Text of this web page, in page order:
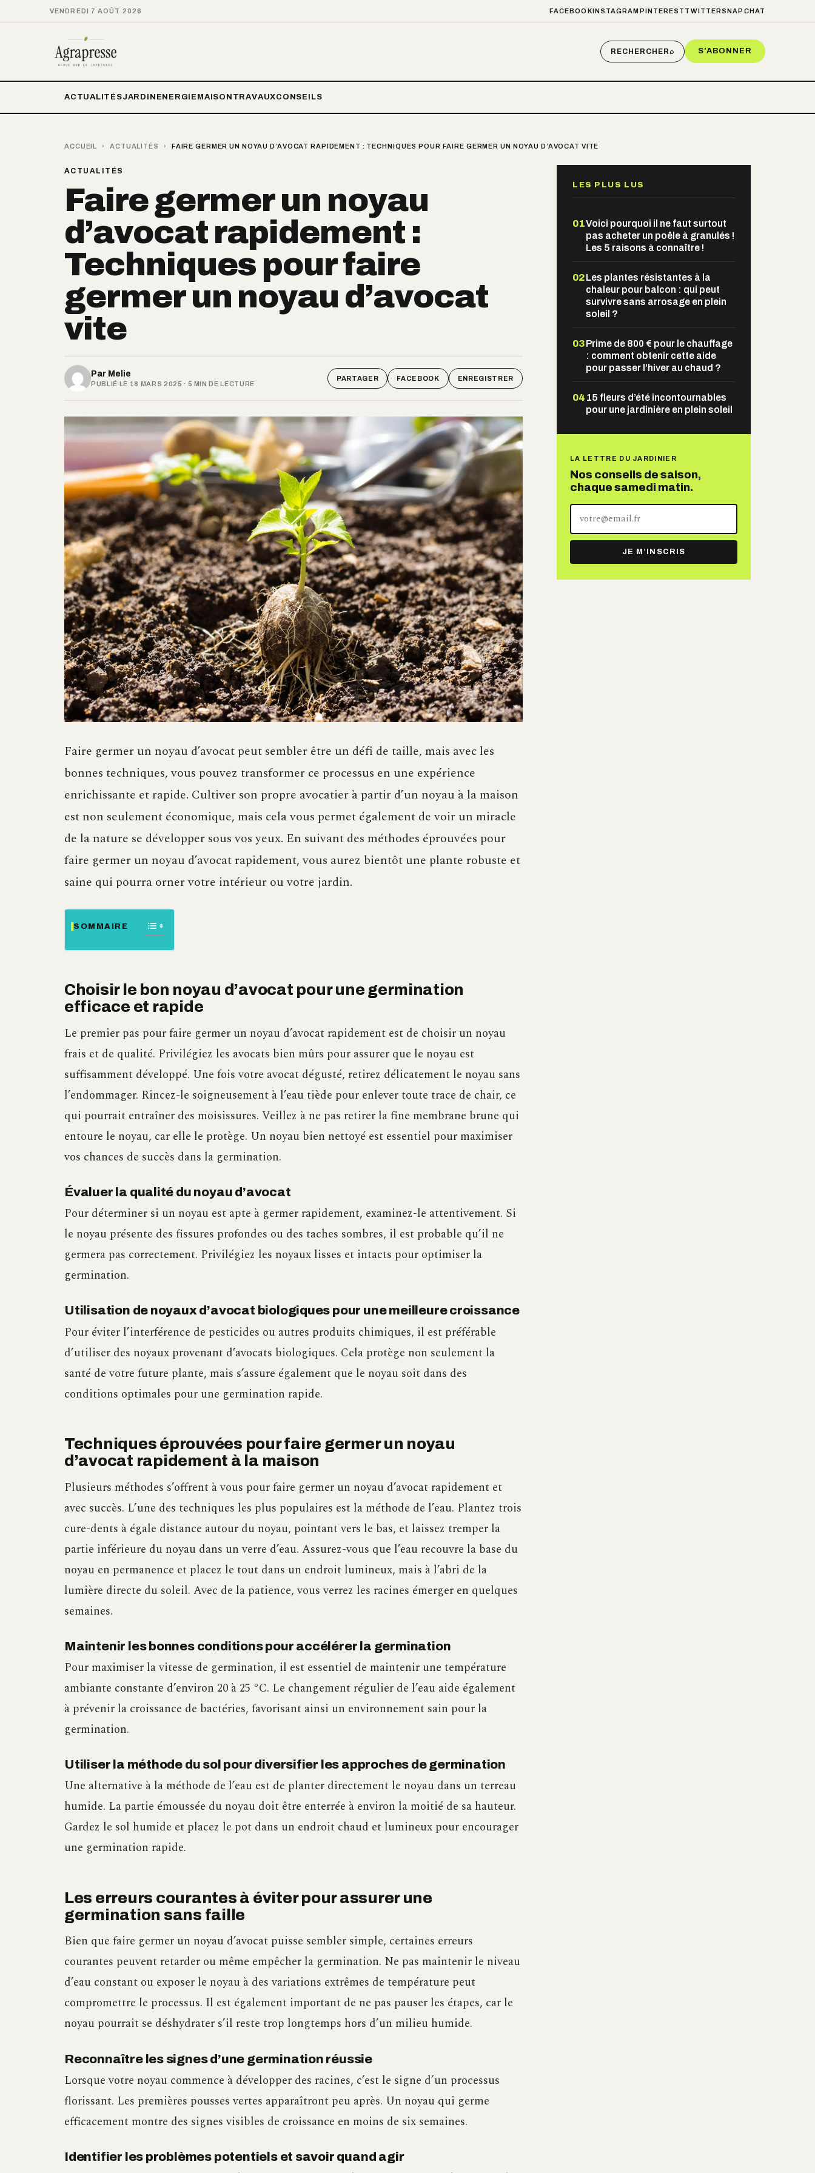
VENDREDI 7 AOÛT 2026 FACEBOOKINSTAGRAM PINTEREST TWITTER SNAPCHAT
RECHERCHER⌕ S’ABONNER
ACTUALITÉSJARDIN ENERGIE MAISON TRAVAUXCONSEILS
ACCUEIL › ACTUALITÉS › FAIRE GERMER UN NOYAU D’AVOCAT RAPIDEMENT : TECHNIQUES POUR FAIRE GERMER UN NOYAU D’AVOCAT VITE
ACTUALITÉS
Faire germer un noyau
d’avocat rapidement :
Techniques pour faire
germer un noyau d’avocat
vite
Par Melie
PUBLIÉ LE 18 MARS 2025 · 5 MIN DE LECTURE
PARTAGER FACEBOOK ENREGISTRER
Faire germer un noyau d’avocat peut sembler être un défi de taille, mais avec les
bonnes techniques, vous pouvez transformer ce processus en une expérience
enrichissante et rapide. Cultiver son propre avocatier à partir d’un noyau à la maison
est non seulement économique, mais cela vous permet également de voir un miracle
de la nature se développer sous vos yeux. En suivant des méthodes éprouvées pour
faire germer un noyau d’avocat rapidement, vous aurez bientôt une plante robuste et
saine qui pourra orner votre intérieur ou votre jardin.
SOMMAIRE
Choisir le bon noyau d’avocat pour une germination
efficace et rapide
Le premier pas pour faire germer un noyau d’avocat rapidement est de choisir un noyau
frais et de qualité. Privilégiez les avocats bien mûrs pour assurer que le noyau est
suffisamment développé. Une fois votre avocat dégusté, retirez délicatement le noyau sans
l’endommager. Rincez-le soigneusement à l’eau tiède pour enlever toute trace de chair, ce
qui pourrait entraîner des moisissures. Veillez à ne pas retirer la fine membrane brune qui
entoure le noyau, car elle le protège. Un noyau bien nettoyé est essentiel pour maximiser
vos chances de succès dans la germination.
Évaluer la qualité du noyau d’avocat
Pour déterminer si un noyau est apte à germer rapidement, examinez-le attentivement. Si
le noyau présente des fissures profondes ou des taches sombres, il est probable qu’il ne
germera pas correctement. Privilégiez les noyaux lisses et intacts pour optimiser la
germination.
Utilisation de noyaux d’avocat biologiques pour une meilleure croissance
Pour éviter l’interférence de pesticides ou autres produits chimiques, il est préférable
d’utiliser des noyaux provenant d’avocats biologiques. Cela protège non seulement la
santé de votre future plante, mais s’assure également que le noyau soit dans des
conditions optimales pour une germination rapide.
Techniques éprouvées pour faire germer un noyau
d’avocat rapidement à la maison
Plusieurs méthodes s’offrent à vous pour faire germer un noyau d’avocat rapidement et
avec succès. L’une des techniques les plus populaires est la méthode de l’eau. Plantez trois
cure-dents à égale distance autour du noyau, pointant vers le bas, et laissez tremper la
partie inférieure du noyau dans un verre d’eau. Assurez-vous que l’eau recouvre la base du
noyau en permanence et placez le tout dans un endroit lumineux, mais à l’abri de la
lumière directe du soleil. Avec de la patience, vous verrez les racines émerger en quelques
semaines.
Maintenir les bonnes conditions pour accélérer la germination
Pour maximiser la vitesse de germination, il est essentiel de maintenir une température
ambiante constante d’environ 20 à 25 °C. Le changement régulier de l’eau aide également
à prévenir la croissance de bactéries, favorisant ainsi un environnement sain pour la
germination.
Utiliser la méthode du sol pour diversifier les approches de germination
Une alternative à la méthode de l’eau est de planter directement le noyau dans un terreau
humide. La partie émoussée du noyau doit être enterrée à environ la moitié de sa hauteur.
Gardez le sol humide et placez le pot dans un endroit chaud et lumineux pour encourager
une germination rapide.
Les erreurs courantes à éviter pour assurer une
germination sans faille
Bien que faire germer un noyau d’avocat puisse sembler simple, certaines erreurs
courantes peuvent retarder ou même empêcher la germination. Ne pas maintenir le niveau
d’eau constant ou exposer le noyau à des variations extrêmes de température peut
compromettre le processus. Il est également important de ne pas pauser les étapes, car le
noyau pourrait se déshydrater s’il reste trop longtemps hors d’un milieu humide.
Reconnaître les signes d’une germination réussie
Lorsque votre noyau commence à développer des racines, c’est le signe d’un processus
florissant. Les premières pousses vertes apparaîtront peu après. Un noyau qui germe
efficacement montre des signes visibles de croissance en moins de six semaines.
Identifier les problèmes potentiels et savoir quand agir
LES PLUS LUS
01Voici pourquoi il ne faut surtout
pas acheter un poêle à granulés !
Les 5 raisons à connaître !
02Les plantes résistantes à la
chaleur pour balcon : qui peut
survivre sans arrosage en plein
soleil ?
03Prime de 800 € pour le chauffage
: comment obtenir cette aide
pour passer l’hiver au chaud ?
04 15 fleurs d’été incontournables
pour une jardinière en plein soleil
LA LETTRE DU JARDINIER
Nos conseils de saison,
chaque samedi matin.
adresse
mail
JE M’INSCRIS